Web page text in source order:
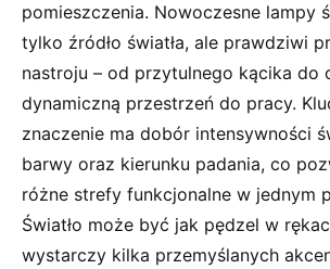
pomieszczenia. ​Nowoczesne lampy
‌tylko ‍źródło światła, ale prawdziwi​
⁣nastroju – od przytulnego kącika‌ do
dynamiczną ⁣przestrzeń do pracy.
⁢znaczenie ma ​dobór intensywności
barwy oraz⁢ kierunku ⁤padania,⁢ co
różne strefy funkcjonalne ‌w​ jednym
Światło może być jak pędzel ‍w⁢
wystarczy⁢ kilka przemyślanych​